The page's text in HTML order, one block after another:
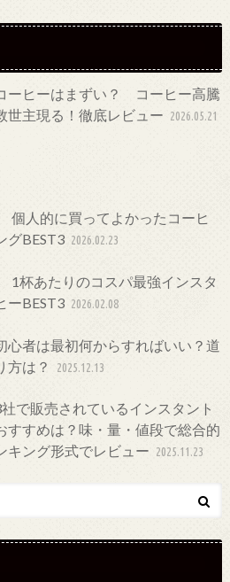
ーヒーはまずい？ コーヒー高騰
世主現る！徹底レビュー 2026.05.21
人的に買ってよかったコーヒ
グBEST3 2026.02.23
杯あたりのコスパ最強インスタ
ーBEST3 2026.02.08
心者は最初何からすればいい？道
方は？
2025.12.13
で販売されているインスタント
すすめは？味・量・値段で総合的
キング形式でレビュー 2025.11.23